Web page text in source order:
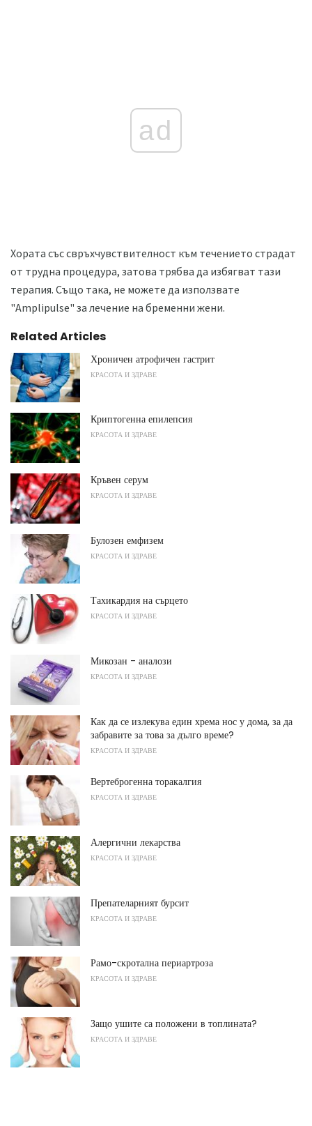
ad
Хората със свръхчувствителност към течението страдат
от трудна процедура, затова трябва да избягват тази
терапия. Също така, не можете да използвате
"Amplipulse" за лечение на бременни жени.
Related Articles
Хроничен атрофичен гастрит
КРАСОТА И ЗДРАВЕ
Криптогенна епилепсия
КРАСОТА И ЗДРАВЕ
Кръвен серум
КРАСОТА И ЗДРАВЕ
Булозен емфизем
КРАСОТА И ЗДРАВЕ
Тахикардия на сърцето
КРАСОТА И ЗДРАВЕ
Микозан - аналози
КРАСОТА И ЗДРАВЕ
Как да се излекува един хрема нос у дома, за да
забравите за това за дълго време?
КРАСОТА И ЗДРАВЕ
Вертеброгенна торакалгия
КРАСОТА И ЗДРАВЕ
Алергични лекарства
КРАСОТА И ЗДРАВЕ
Препателарният бурсит
КРАСОТА И ЗДРАВЕ
Рамо-скротална периартроза
КРАСОТА И ЗДРАВЕ
Защо ушите са положени в топлината?
КРАСОТА И ЗДРАВЕ